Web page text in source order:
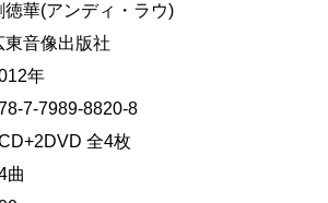
徳華(アンディ・ラウ)
東音像出版社
年
7-7989-8820-8
全4枚
曲